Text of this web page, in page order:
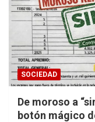
SOCIEDAD
De moroso a
botón mágico